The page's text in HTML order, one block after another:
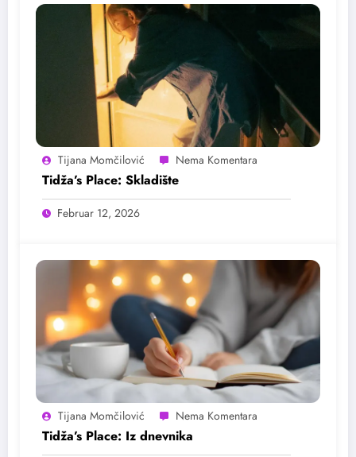
Tijana Momčilović
Tidža’s Place: Skladište
Februar 12, 2026
Tijana Momčilović
Tidža’s Place: Iz dnevnika